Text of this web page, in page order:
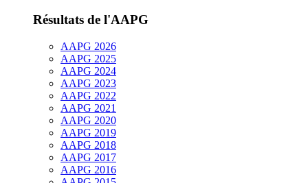
Résultats de l'AAPG
AAPG 2026
AAPG 2025
AAPG 2024
AAPG 2023
AAPG 2022
AAPG 2021
AAPG 2020
AAPG 2019
AAPG 2018
AAPG 2017
AAPG 2016